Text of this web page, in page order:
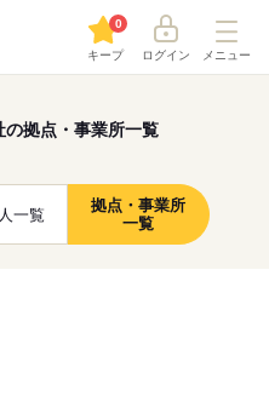
キープ
0
ログイン メニュー
の拠点・事業所一覧
一覧
拠点・事業所
一覧